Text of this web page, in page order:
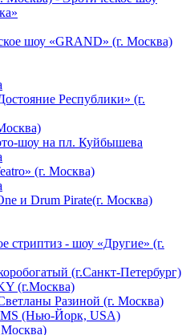
шоу «GRAND» (г. Москва)
Республики» (г.
шоу на пл. Куйбышева
(г. Москва)
и Drum Pirate(г. Москва)
стриптиз - шоу «Другие» (г.
(г.Санкт-Петербург)
(г.Москва)
Разиной (г. Москва)
(Нью-Йорк, USA)